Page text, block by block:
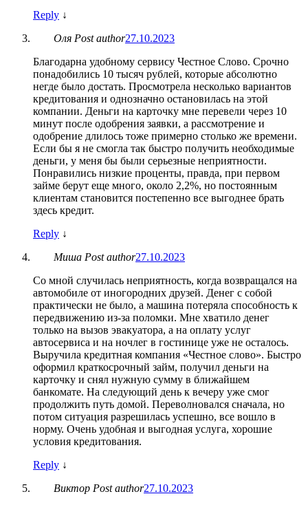
Reply ↓
Оля Post author27.10.2023
Благодарна удобному сервису Честное Слово. Срочно
понадобились 10 тысяч рублей, которые абсолютно
негде было достать. Просмотрела несколько вариантов
кредитования и однозначно остановилась на этой
компании. Деньги на карточку мне перевели через 10
минут после одобрения заявки, а рассмотрение и
одобрение длилось тоже примерно столько же времени.
Если бы я не смогла так быстро получить необходимые
деньги, у меня бы были серьезные неприятности.
Понравились низкие проценты, правда, при первом
займе берут еще много, около 2,2%, но постоянным
клиентам становится постепенно все выгоднее брать
здесь кредит.
Reply ↓
Миша Post author27.10.2023
Со мной случилась неприятность, когда возвращался на
автомобиле от иногородних друзей. Денег с собой
практически не было, а машина потеряла способность к
передвижению из-за поломки. Мне хватило денег
только на вызов эвакуатора, а на оплату услуг
автосервиса и на ночлег в гостинице уже не осталось.
Выручила кредитная компания «Честное слово». Быстро
оформил краткосрочный займ, получил деньги на
карточку и снял нужную сумму в ближайшем
банкомате. На следующий день к вечеру уже смог
продолжить путь домой. Переволновался сначала, но
потом ситуация разрешилась успешно, все вошло в
норму. Очень удобная и выгодная услуга, хорошие
условия кредитования.
Reply ↓
Виктор Post author27.10.2023